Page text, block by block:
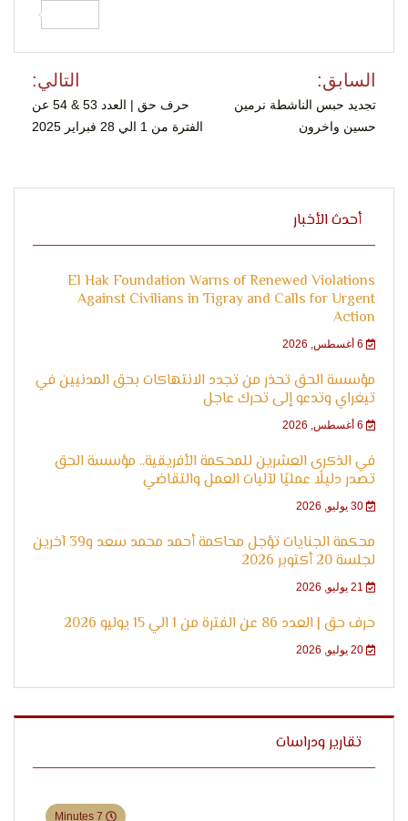
تصفّح
المقالات
السابق:
تجديد حبس الناشطة نرمين
حسين واخرون
التالي:
حرف حق | العدد 53 & 54 عن
الفترة من 1 الي 28 فبراير 2025
أحدث الأخبار
El Hak Foundation Warns of Renewed Violations
Against Civilians in Tigray and Calls for Urgent
Action
مؤسسة الحق تحذر من تجدد الانتهاكات بحق المدنيين في
تيغراي وتدعو إلى تحرك عاجل
في الذكرى العشرين للمحكمة الأفريقية.. مؤسسة الحق
تصدر دليلًا عمليًا لآليات العمل والتقاضي
30 يوليو, 2026
محكمة الجنايات تؤجل محاكمة أحمد محمد سعد و39 آخرين
لجلسة 20 أكتوبر 2026
حرف حق | العدد 86 عن الفترة من 1 الي 15 يوليو 2026
20 يوليو, 2026
تقارير ودراسات